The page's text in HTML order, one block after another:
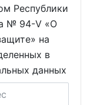
Республики
№ 94-V «О
на
в
данных